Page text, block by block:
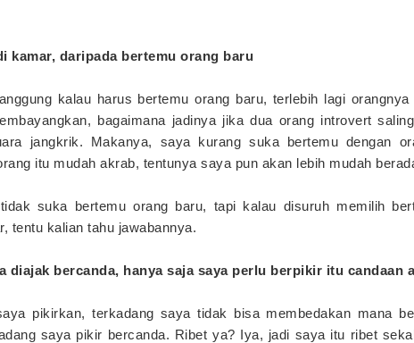
kamar, daripada bertemu orang baru
kalau harus bertemu orang baru, terlebih lagi
bagaimana jadinya jika dua orang introvert
jangkrik. Makanya, saya kurang suka bertemu dengan
itu mudah akrab, tentunya saya pun akan lebih mudah
suka bertemu orang baru, tapi kalau disuruh memilih
tentu kalian tahu jawabannya.
diajak bercanda, hanya saja saya perlu berpikir itu candaan
pikirkan, terkadang saya tidak bisa membedakan mana
saya pikir bercanda. Ribet ya? Iya, jadi saya itu ribet